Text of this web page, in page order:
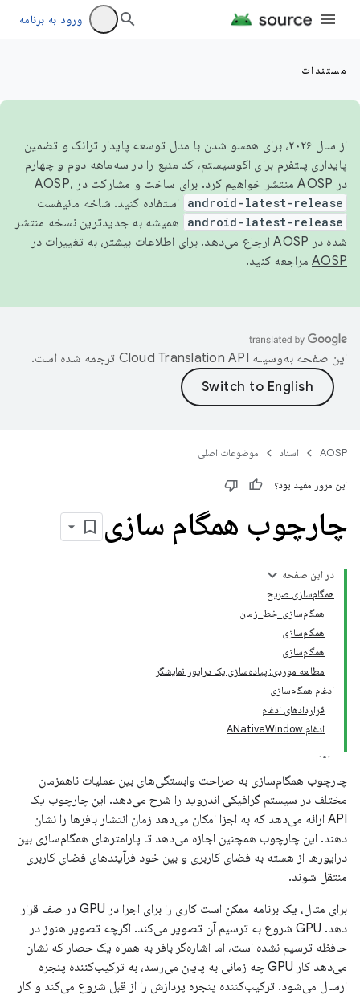
ورود به برنامه
مستندات
از سال ۲۰۲۶، برای همسو شدن با مدل توسعه پایدار ترانک و تضمین
پایداری پلتفرم برای اکوسیستم، کد منبع را در سه‌ماهه دوم و چهارم
در AOSP منتشر خواهیم کرد. برای ساخت و مشارکت در AOSP،
android-latest-release استفاده کنید. شاخه مانیفست
android-latest-release
همیشه به جدیدترین نسخه منتشر
شده در AOSP ارجاع می‌دهد. برای اطلاعات بیشتر، به
تغییرات در
AOSP مراجعه کنید.
این صفحه به‌وسیله ترجمه شده است.
AOSP اسناد موضوعات اصلی
این مرور مفید بود؟
چارچوب همگام سازی
در این صفحه
همگام‌سازی صریح
همگام‌سازی_خط_زمان
همگام‌سازی
همگام‌سازی
مطالعه موردی: پیاده‌سازی یک درایور نمایشگر
ادغام همگام‌سازی
قراردادهای ادغام
ادغام ANativeWindow
چارچوب همگام‌سازی به صراحت وابستگی‌های بین عملیات ناهمزمان
مختلف در سیستم گرافیکی اندروید را شرح می‌دهد. این چارچوب یک
API ارائه می‌دهد که به اجزا امکان می‌دهد زمان انتشار بافرها را نشان
دهند. این چارچوب همچنین اجازه می‌دهد تا پارامترهای همگام‌سازی بین
درایورها از هسته به فضای کاربری و بین خود فرآیندهای فضای کاربری
منتقل شوند.
برای مثال، یک برنامه ممکن است کاری را برای اجرا در GPU در صف قرار
دهد. GPU شروع به ترسیم آن تصویر می‌کند. اگرچه تصویر هنوز در
حافظه ترسیم نشده است، اما اشاره‌گر بافر به همراه یک حصار که نشان
می‌دهد کار GPU چه زمانی به پایان می‌رسد، به ترکیب‌کننده پنجره
ارسال می‌شود. ترکیب‌کننده پنجره پردازش را از قبل شروع می‌کند و کار